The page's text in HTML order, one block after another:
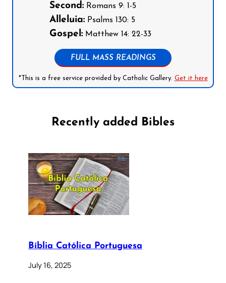
Second: Romans 9: 1-5
Alleluia: Psalms 130: 5
Gospel: Matthew 14: 22-33
FULL MASS READINGS
*This is a free service provided by Catholic Gallery. Get it here
Recently added Bibles
Bíblia Católica Portuguesa
July 16, 2025